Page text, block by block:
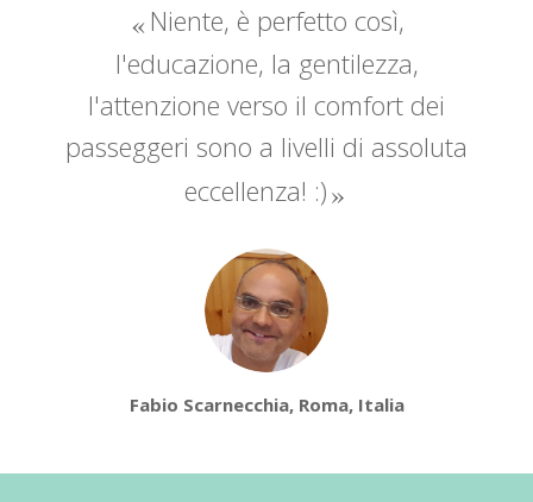
Niente, è perfetto così,
l'educazione, la gentilezza,
l'attenzione verso il comfort dei
passeggeri sono a livelli di assoluta
eccellenza! :)
Fabio Scarnecchia, Roma, Italia